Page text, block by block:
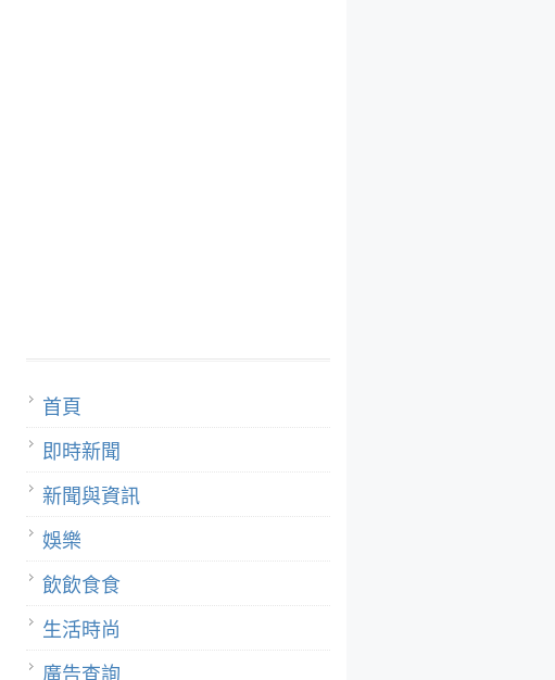
首頁
即時新聞
新聞與資訊
娛樂
飲飲食食
生活時尚
廣告查詢